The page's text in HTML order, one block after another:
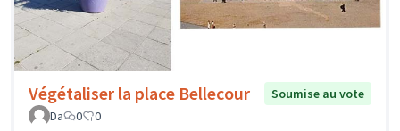
Végétaliser la place Bellecour
Soumise au vote
Da
0 0